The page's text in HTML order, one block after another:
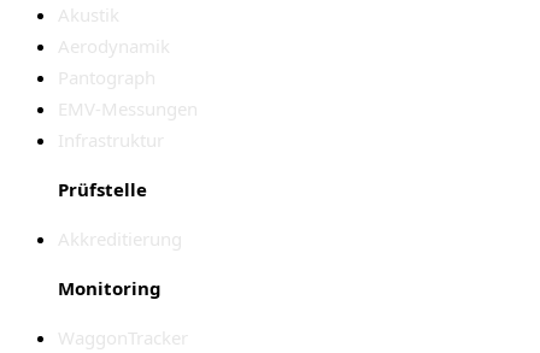
Akustik
Aerodynamik
Pantograph
EMV-Messungen
Infrastruktur
Prüfstelle
Akkreditierung
Monitoring
WaggonTracker